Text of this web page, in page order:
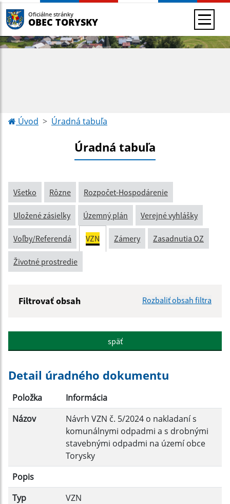
Oficiálne stránky
OBEC TORYSKY
Úvod Úradná tabuľa
Úradná tabuľa
Všetko Rôzne Rozpočet-Hospodárenie
Uložené zásielky Územný plán Verejné vyhlášky
Voľby/Referendá VZN Zámery Zasadnutia OZ
Životné prostredie
Filtrovať obsah Rozbaliť obsah filtra
Popis:
Dátum zverejnenia do:
späť
Detail úradného dokumentu
Položka
Informácia
Názov
Návrh VZN č. 5/2024 o nakladaní s
komunálnymi odpadmi a s drobnými
stavebnými odpadmi na území obce
Torysky
Popis
Typ
VZN